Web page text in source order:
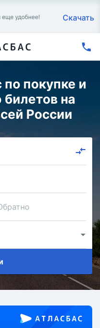
еще удобнее!
Скачать
покупке и
на
России